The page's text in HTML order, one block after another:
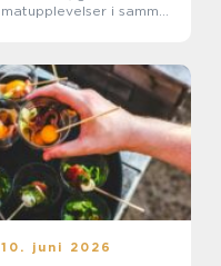
matupplevelser i samma
10. juni 2026